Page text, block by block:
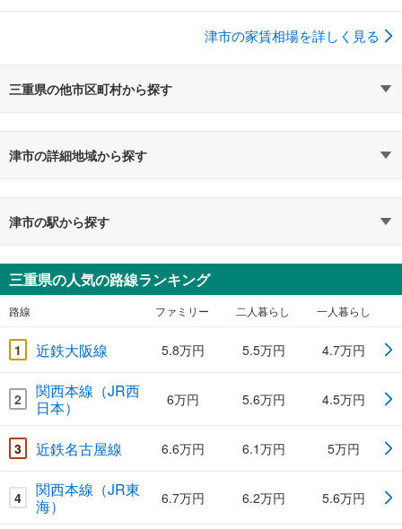
津市の家賃相場を詳しく見る
三重県の他市区町村から探す
津市の詳細地域から探す
津市の駅から探す
三重県の人気の路線ランキング
路線 ファミリー 二人暮らし 一人暮らし
1 近鉄大阪線 5.8万円 5.5万円 4.7万円
2
関西本線（JR西
日本）
6万円 5.6万円 4.5万円
3 近鉄名古屋線 6.6万円 6.1万円 5万円
4
関西本線（JR東
海）
6.7万円 6.2万円 5.6万円